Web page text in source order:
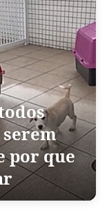
serem
por que